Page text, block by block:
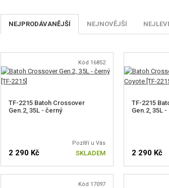
NEJPRODÁVANĚJŠÍ NEJNOVĚJŠÍ
Kód 16852
TF-2215 Batoh Crossover
Gen.2, 35L - černý
Pozítří u Vás
2 290 Kč SKLADEM
TF-2215
Gen.2, 35L
2 290 Kč
Kód 17097